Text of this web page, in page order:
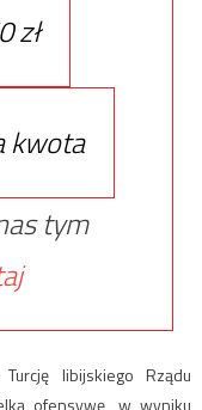
zł
kwota
tym
libijskiego Rządu
ofensywę, w wyniku